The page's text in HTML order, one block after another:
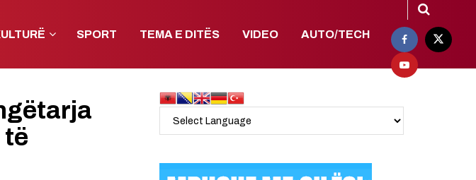
SPORT TEMA E DITËS VIDEO AUTO/TECH
të